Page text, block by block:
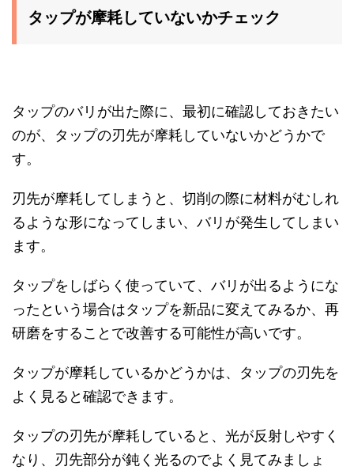
タップが摩耗していないかチェック
タップのバリが出た際に、最初に確認しておきたい
のが、タップの刃先が摩耗していないかどうかで
す。
刃先が摩耗してしまうと、切削の際に材料がむしれ
るような形になってしまい、バリが発生してしまい
ます。
タップをしばらく使っていて、バリが出るようにな
ったという場合はタップを新品に変えてみるか、再
研磨をすることで改善する可能性が高いです。
タップが摩耗しているかどうかは、タップの刃先を
よく見ると確認できます。
タップの刃先が摩耗していると、光が反射しやすく
なり、刃先部分が鈍く光るのでよく見てみましょ